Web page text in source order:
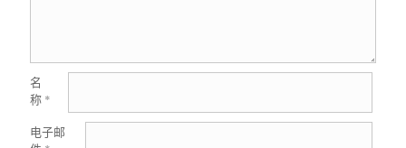
名
称 *
电子邮